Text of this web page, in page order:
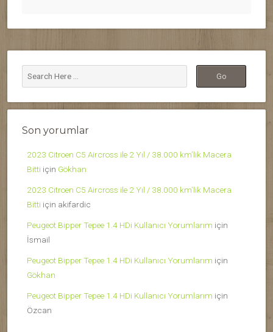
Son yorumlar
2023 Citroen C5 Aircross ile 2 Yıl / 38.000 km’lik Macera
Bitti için Gökhan
2023 Citroen C5 Aircross ile 2 Yıl / 38.000 km’lik Macera
Bitti için akifardic
Peugeot Bipper Tepee 1.4 HDi Kullanıcı Yorumlarım için
İsmail
Peugeot Bipper Tepee 1.4 HDi Kullanıcı Yorumlarım için
Gökhan
Peugeot Bipper Tepee 1.4 HDi Kullanıcı Yorumlarım için
Özcan